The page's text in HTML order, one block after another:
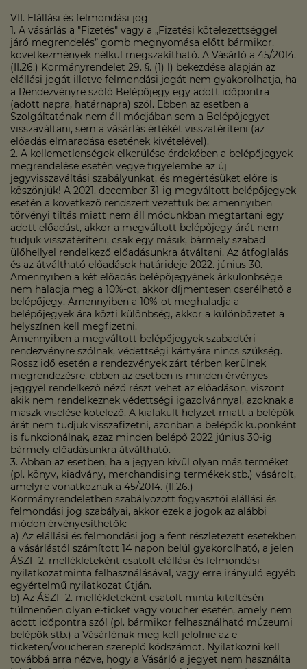
VII. Elállási és felmondási jog
1. A vásárlás a "Fizetés" vagy a „Fizetési kötelezettséggel
járó megrendelés” gomb megnyomása előtt bármikor,
következmények nélkül megszakítható. A Vásárló a 45/2014.
(II.26.) Kormányrendelet 29. §. (1) l) bekezdése alapján az
elállási jogát illetve felmondási jogát nem gyakorolhatja, ha
a Rendezvényre szóló Belépőjegy egy adott időpontra
(adott napra, határnapra) szól. Ebben az esetben a
Szolgáltatónak nem áll módjában sem a Belépőjegyet
visszaváltani, sem a vásárlás értékét visszatéríteni (az
előadás elmaradása esetének kivételével).
2. A kellemetlenségek elkerülése érdekében a belépőjegyek
megrendelése esetén vegye figyelembe az új
jegyvisszaváltási szabályunkat, és megértésüket előre is
köszönjük! A 2021. december 31-ig megváltott belépőjegyek
esetén a következő rendszert vezettük be: amennyiben
törvényi tiltás miatt nem áll módunkban megtartani egy
adott előadást, akkor a megváltott belépőjegy árát nem
tudjuk visszatéríteni, csak egy másik, bármely szabad
ülőhellyel rendelkező előadásunkra átváltani. Az átfoglalás
és az átváltható előadások határideje 2022. június 30.
Amennyiben a két előadás belépőjegyének árkülönbsége
nem haladja meg a 10%-ot, akkor díjmentesen cserélhető a
belépőjegy. Amennyiben a 10%-ot meghaladja a
belépőjegyek ára közti különbség, akkor a különbözetet a
helyszínen kell megfizetni.
Amennyiben a megváltott belépőjegyek szabadtéri
rendezvényre szólnak, védettségi kártyára nincs szükség.
Rossz idő esetén a rendezvények zárt térben kerülnek
megrendezésre, ebben az esetben is minden érvényes
jeggyel rendelkező néző részt vehet az előadáson, viszont
akik nem rendelkeznek védettségi igazolvánnyal, azoknak a
maszk viselése kötelező. A kialakult helyzet miatt a belépők
árát nem tudjuk visszafizetni, azonban a belépők kuponként
is funkcionálnak, azaz minden belépő 2022 június 30-ig
bármely előadásunkra átváltható.
3. Abban az esetben, ha a jegyen kívül olyan más terméket
(pl. könyv, kiadvány, merchandising termékek stb.) vásárolt,
amelyre vonatkoznak a 45/2014. (II.26.)
Kormányrendeletben szabályozott fogyasztói elállási és
felmondási jog szabályai, akkor ezek a jogok az alábbi
módon érvényesíthetők:
a) Az elállási és felmondási jog a fent részletezett esetekben
a vásárlástól számított 14 napon belül gyakorolható, a jelen
ÁSZF 2. mellékleteként csatolt elállási és felmondási
nyilatkozatminta felhasználásával, vagy erre irányuló egyéb
egyértelmű nyilatkozat útján.
b) Az ÁSZF 2. mellékleteként csatolt minta kitöltésén
túlmenően olyan e-ticket vagy voucher esetén, amely nem
adott időpontra szól (pl. bármikor felhasználható múzeumi
belépők stb.) a Vásárlónak meg kell jelölnie az e-
ticketen/voucheren szereplő kódszámot. Nyilatkozni kell
továbbá arra nézve, hogy a Vásárló a jegyet nem használta